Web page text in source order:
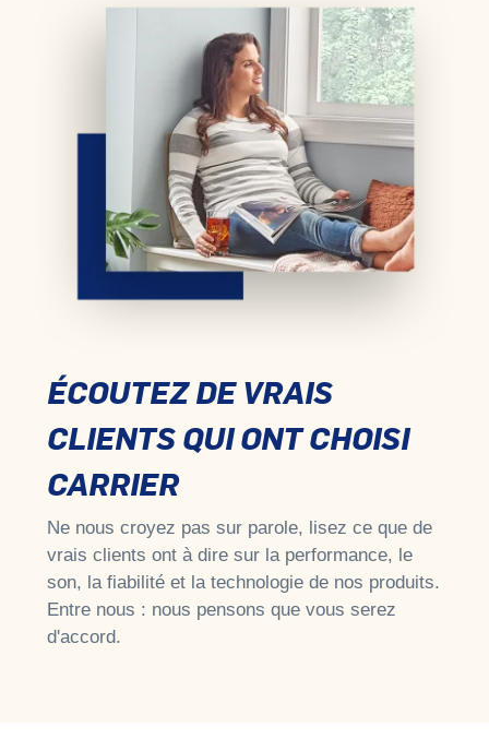
ÉCOUTEZ DE VRAIS
CLIENTS QUI ONT CHOISI
CARRIER
Ne nous croyez pas sur parole, lisez ce que de
vrais clients ont à dire sur la performance, le
son, la fiabilité et la technologie de nos produits.
Entre nous : nous pensons que vous serez
d'accord.